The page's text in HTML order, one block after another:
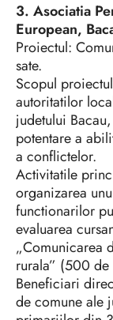
3. Asociatia
European,
Proiectul:
sate.
Scopul
autoritatilor
judetului
potentare a
a conflictelor.
Activitatile
organizarea
functionarilor
evaluarea
„Comunicarea
rurala” (500 de
Beneficiari
de comune ale